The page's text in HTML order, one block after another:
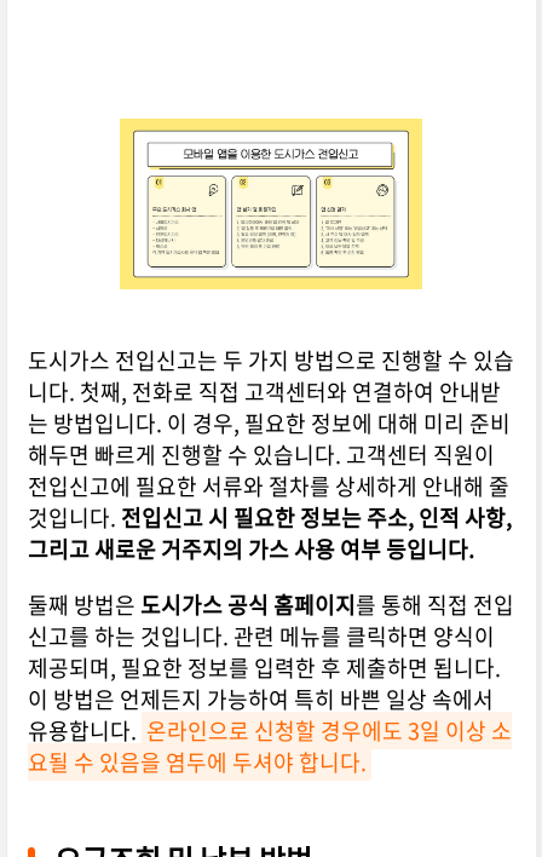
도시가스 전입신고는 두 가지 방법으로 진행할 수 있습
니다. 첫째, 전화로 직접 고객센터와 연결하여 안내받
는 방법입니다. 이 경우, 필요한 정보에 대해 미리 준비
해두면 빠르게 진행할 수 있습니다. 고객센터 직원이
전입신고에 필요한 서류와 절차를 상세하게 안내해 줄
것입니다. 전입신고 시 필요한 정보는 주소, 인적 사항,
그리고 새로운 거주지의 가스 사용 여부 등입니다.
둘째 방법은 도시가스 공식 홈페이지를 통해 직접 전입
신고를 하는 것입니다. 관련 메뉴를 클릭하면 양식이
제공되며, 필요한 정보를 입력한 후 제출하면 됩니다.
이 방법은 언제든지 가능하여 특히 바쁜 일상 속에서
유용합니다. 온라인으로 신청할 경우에도 3일 이상 소
요될 수 있음을 염두에 두셔야 합니다.